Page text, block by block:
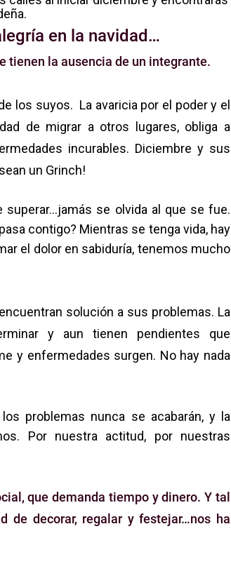
en la navidad…
tienen la ausencia de un integrante.
los suyos. La avaricia por el poder y el
de migrar a otros lugares, obliga a
incurables. Diciembre y sus
un Grinch!
se olvida al que se fue.
contigo? Mientras se tenga vida, hay
el dolor en sabiduría, tenemos mucho
solución a sus problemas. La
y aun tienen pendientes que
y enfermedades surgen. No hay nada
problemas nunca se acabarán, y la
Por nuestra actitud, por nuestras
que demanda tiempo y dinero.Y tal
de decorar, regalar y festejar…nos ha